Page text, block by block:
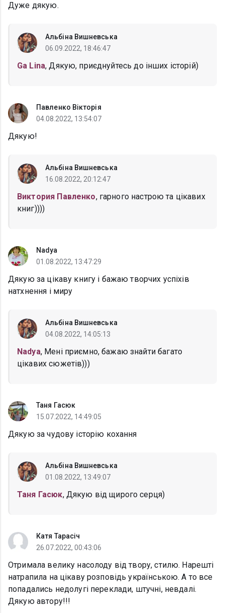
Дуже дякую.
Альбіна Вишневська
06.09.2022, 18:46:47
Ga Lina, Дякую, приєднуйтесь до інших історій)
Павленко Вікторія
04.08.2022, 13:54:07
Дякую!
Альбіна Вишневська
16.08.2022, 20:12:47
Виктория Павленко, гарного настрою та цікавих
книг))))
Nadya
01.08.2022, 13:47:29
Дякую за цікаву книгу і бажаю творчих успіхів
натхнення і миру
Альбіна Вишневська
04.08.2022, 14:05:13
Nadya, Мені приємно, бажаю знайти багато
цікавих сюжетів)))
Таня Гасюк
15.07.2022, 14:49:05
Дякую за чудову історію кохання
Альбіна Вишневська
01.08.2022, 13:49:07
Таня Гасюк, Дякую від щирого серця)
Катя Тарасіч
26.07.2022, 00:43:06
Отримала велику насолоду від твору, стилю. Нарешті
натрапила на цікаву розповідь українською. А то все
попадались недолугі переклади, штучні, невдалі.
Дякую автору!!!